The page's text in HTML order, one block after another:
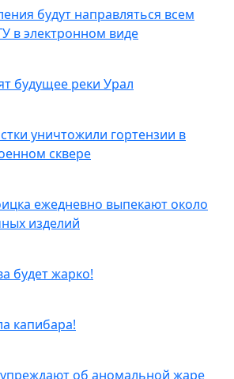
будут направляться всем
в электронном виде
будущее реки Урал
уничтожили гортензии в
сквере
ежедневно выпекают около
изделий
будет жарко!
капибара!
об аномальной жаре